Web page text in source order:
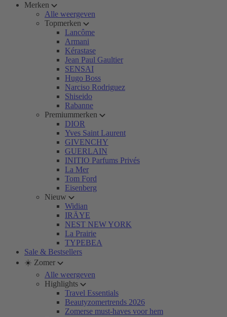
Merken
Alle weergeven
Topmerken
Lancôme
Armani
Kérastase
Jean Paul Gaultier
SENSAI
Hugo Boss
Narciso Rodriguez
Shiseido
Rabanne
Premiummerken
DIOR
Yves Saint Laurent
GIVENCHY
GUERLAIN
INITIO Parfums Privés
La Mer
Tom Ford
Eisenberg
Nieuw
Widian
IRÄYE
NEST NEW YORK
La Prairie
TYPEBEA
Sale & Bestsellers
☀️ Zomer
Alle weergeven
Highlights
Travel Essentials
Beautyzomertrends 2026
Zomerse must-haves voor hem